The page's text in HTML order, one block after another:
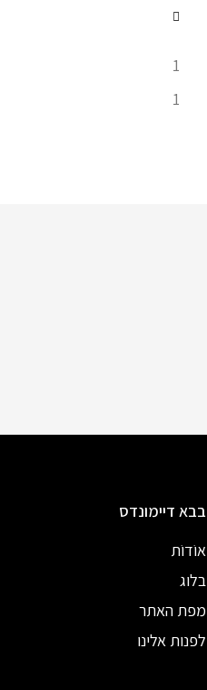
1
1
בבא דיימונדס
אוֹדוֹת
בלוג
מפת האתר
לפנות אלינו